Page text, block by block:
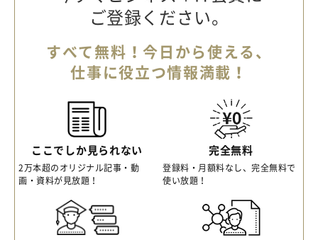
ご登録ください。
すべて無料！今日から使える、
仕事に役立つ情報満載！
ここでしか見られない
2万本超のオリジナル記事・動
画・資料が見放題！
完全無料
登録料・月額料なし、完全無料で
使い放題！